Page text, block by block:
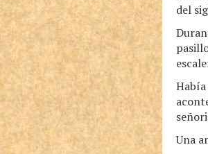
del
Una